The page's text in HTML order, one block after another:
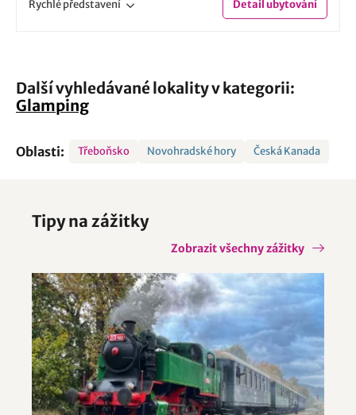
Rychlépředstavení Detailubytování
Další vyhledávané lokality v kategorii:
Glamping
Oblasti: Třeboňsko Novohradské hory Česká Kanada
Tipy na zážitky
Zobrazit všechny zážitky